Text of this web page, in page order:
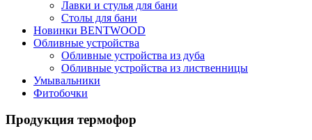
Лавки и стулья для бани
Столы для бани
Новинки BENTWOOD
Обливные устройства
Обливные устройства из дуба
Обливные устройства из лиственницы
Умывальники
Фитобочки
Продукция термофор